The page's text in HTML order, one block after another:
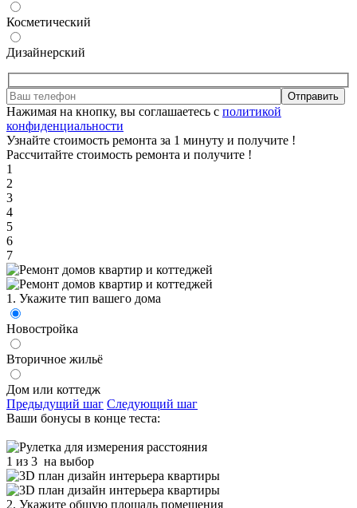
Косметический
Дизайнерский
Отправить
Нажимая на кнопку, вы соглашаетесь с политикой
конфиденциальности
Узнайте стоимость ремонта за 1 минуту и получите !
Рассчитайте стоимость ремонта и получите !
1
2
3
4
5
6
7
1. Укажите тип вашего дома
Новостройка
Вторичное жильё
Дом или коттедж
Предыдущий шаг Следующий шаг
Ваши бонусы в конце теста:
1 из 3 на выбор
2. Укажите общую площадь помещения